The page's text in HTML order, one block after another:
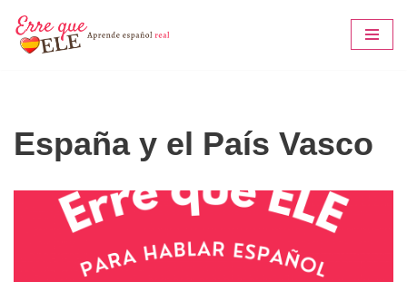
Saltar
España y el País Vasco